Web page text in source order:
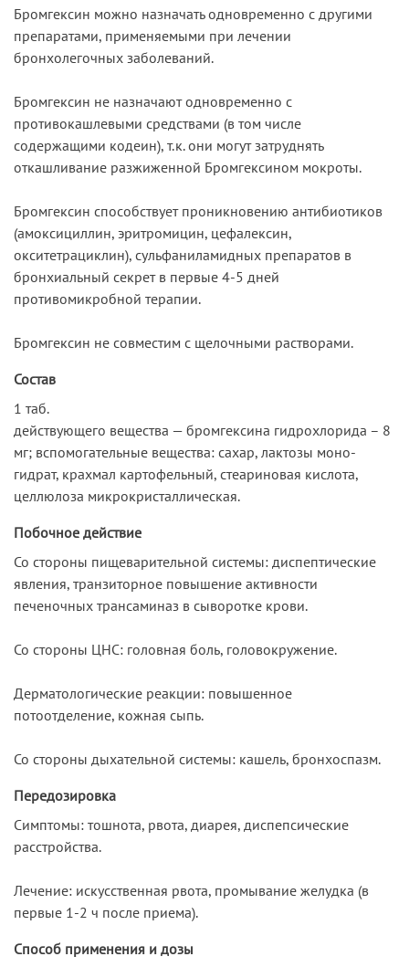
Бромгексин можно назначать одновременно с другими
препаратами, применяемыми при лечении
бронхолегочных заболеваний.
Бромгексин не назначают одновременно с
противокашлевыми средствами (в том числе
содержащими кодеин), т.к. они могут затруднять
откашливание разжиженной Бромгексином мокроты.
Бромгексин способствует проникновению антибиотиков
(амоксициллин, эритромицин, цефалексин,
окситетрациклин), сульфаниламидных препаратов в
бронхиальный секрет в первые 4-5 дней
противомикробной терапии.
Бромгексин не совместим с щелочными растворами.
Состав
1 таб.
действующего вещества — бромгексина гидрохлорида – 8
мг; вспомогательные вещества: сахар, лактозы моно-
гидрат, крахмал картофельный, стеариновая кислота,
целлюлоза микрокристаллическая.
Побочное действие
Со стороны пищеварительной системы: диспептические
явления, транзиторное повышение активности
печеночных трансаминаз в сыворотке крови.
Со стороны ЦНС: головная боль, головокружение.
Дерматологические реакции: повышенное
потоотделение, кожная сыпь.
Со стороны дыхательной системы: кашель, бронхоспазм.
Передозировка
Симптомы: тошнота, рвота, диарея, диспепсические
расстройства.
Лечение: искусственная рвота, промывание желудка (в
первые 1-2 ч после приема).
Способ применения и дозы